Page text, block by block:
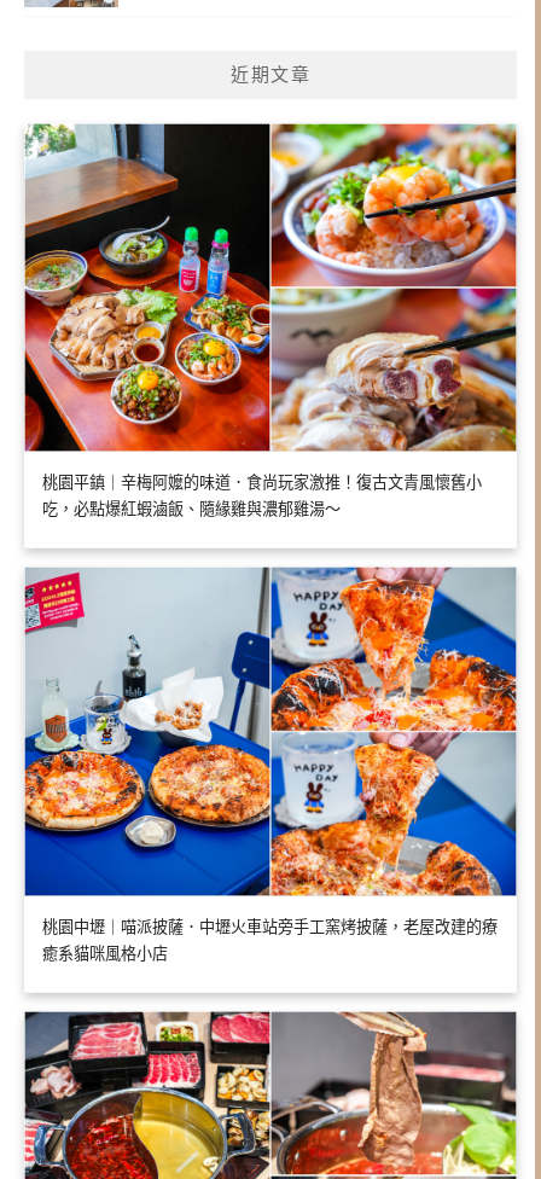
近期文章
桃園平鎮｜辛梅阿嬤的味道．食尚玩家激推！復古文青風懷舊小
吃，必點爆紅蝦滷飯、隨緣雞與濃郁雞湯～
桃園中壢｜喵派披薩．中壢火車站旁手工窯烤披薩，老屋改建的療
癒系貓咪風格小店